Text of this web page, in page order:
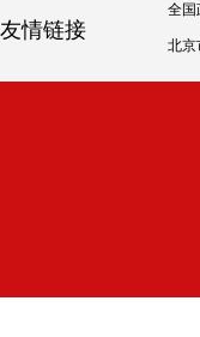
友情链接
全国
北京